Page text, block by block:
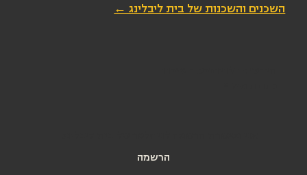
הרשמה
השכנים והשכנות של בית ליבלינג ←